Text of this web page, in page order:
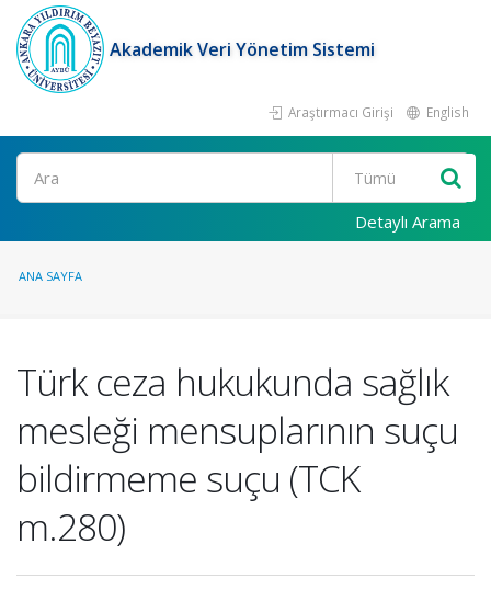
Akademik Veri Yönetim Sistemi
Araştırmacı Girişi English
Ara
Detaylı Arama
ANA SAYFA
Türk ceza hukukunda sağlık
mesleği mensuplarının suçu
bildirmeme suçu (TCK
m.280)